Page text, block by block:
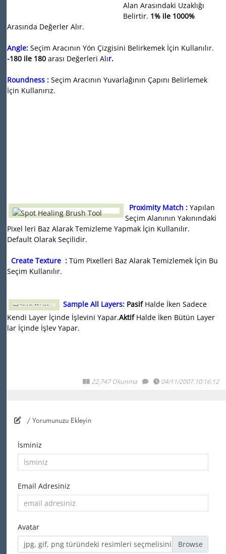
Alan Arasındaki Uzaklığı
Belirtir. 1% ile 1000%
Arasında Değerler Alır.
Angle: Seçim Aracının Yön Çizgisini Belirkemek İçin Kullanılır.
-180 ile 180 arası Değerleri Alır.
Roundness : Seçim Aracının Yuvarlağının Çapını Belirlemek
İçin Kullanırız.
Proximity Match : Yapılan
Seçim Alanının Yakınındaki
Pixel leri Baz Alarak Temizleme Yapmak İçin Kullanılır.
Default Olarak Seçilidir.
Create Texture : Tüm Pixelleri Baz Alarak Temizlemek İçin Bu
Seçim Kullanılır.
Sample All Layers: Pasif Halde İken Sadece
Kendi Layer İçinde İşlevini Yapar.Aktif Halde İken Bütün Layer
lar İçinde İşlev Yapar.
22,747 Okunma 04/11/2007.10:16:12
/ Yorumunuzu Ekleyin
İsminiz
Email Adresiniz
Avatar
jpg, gif, png türündeki resimleri seçmelisiniz